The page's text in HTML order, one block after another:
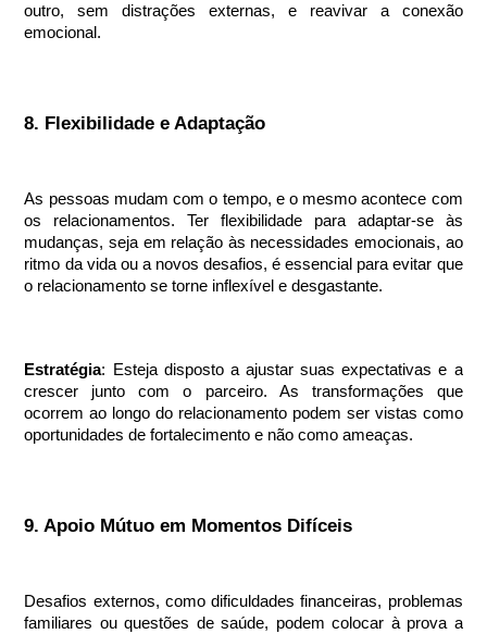
outro, sem distrações externas, e reavivar a conexão
emocional.
8. Flexibilidade e Adaptação
As pessoas mudam com o tempo, e o mesmo acontece com
os relacionamentos. Ter flexibilidade para adaptar-se às
mudanças, seja em relação às necessidades emocionais, ao
ritmo da vida ou a novos desafios, é essencial para evitar que
o relacionamento se torne inflexível e desgastante.
Estratégia: Esteja disposto a ajustar suas expectativas e a
crescer junto com o parceiro. As transformações que
ocorrem ao longo do relacionamento podem ser vistas como
oportunidades de fortalecimento e não como ameaças.
9. Apoio Mútuo em Momentos Difíceis
Desafios externos, como dificuldades financeiras, problemas
familiares ou questões de saúde, podem colocar à prova a